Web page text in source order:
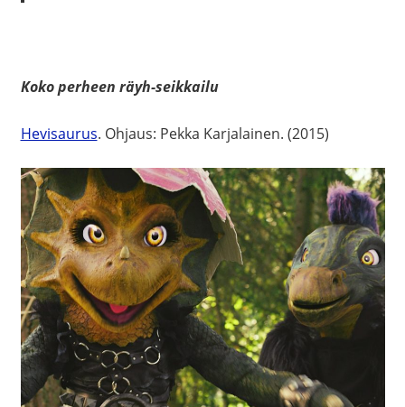
Koko perheen räyh-seikkailu
Hevisaurus. Ohjaus: Pekka Karjalainen. (2015)